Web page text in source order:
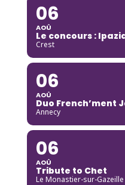
06
AOÛ
Le concours :
Crest
06
AOÛ
Duo French’ment
Annecy
06
AOÛ
Tribute to Chet
Le Monastier-sur-Gazeille